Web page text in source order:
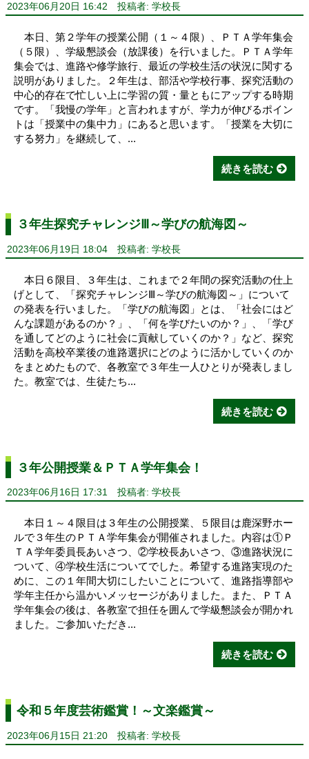
2023年06月20日 16:42 投稿者: 学校長
本日、第２学年の授業公開（１～４限）、ＰＴＡ学年集会
（５限）、学級懇談会（放課後）を行いました。ＰＴＡ学年
集会では、進路や修学旅行、最近の学校生活の状況に関する
説明がありました。２年生は、部活や学校行事、探究活動の
中心的存在で忙しい上に学習の質・量ともにアップする時期
です。「我慢の学年」と言われますが、学力が伸びるポイン
トは「授業中の集中力」にあると思います。「授業を大切に
する努力」を継続して、...
続きを読む
３年生探究チャレンジⅢ～学びの航海図～
2023年06月19日 18:04 投稿者: 学校長
本日６限目、３年生は、これまで２年間の探究活動の仕上
げとして、「探究チャレンジⅢ～学びの航海図～」について
の発表を行いました。「学びの航海図」とは、「社会にはど
んな課題があるのか？」、「何を学びたいのか？」、「学び
を通してどのように社会に貢献していくのか？」など、探究
活動を高校卒業後の進路選択にどのように活かしていくのか
をまとめたもので、各教室で３年生一人ひとりが発表しまし
た。教室では、生徒たち...
続きを読む
３年公開授業＆ＰＴＡ学年集会！
2023年06月16日 17:31 投稿者: 学校長
本日１～４限目は３年生の公開授業、５限目は鹿深野ホー
ルで３年生のＰＴＡ学年集会が開催されました。内容は①Ｐ
ＴＡ学年委員長あいさつ、②学校長あいさつ、③進路状況に
ついて、④学校生活についてでした。希望する進路実現のた
めに、この１年間大切にしたいことについて、進路指導部や
学年主任から温かいメッセージがありました。また、ＰＴＡ
学年集会の後は、各教室で担任を囲んで学級懇談会が開かれ
ました。ご参加いただき...
続きを読む
令和５年度芸術鑑賞！～文楽鑑賞～
2023年06月15日 21:20 投稿者: 学校長